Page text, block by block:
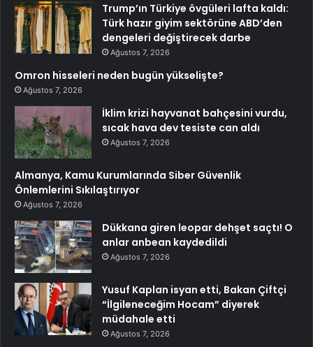
Trump’ın Türkiye övgüleri lafta kaldı:
Türk hazır giyim sektörüne ABD’den
dengeleri değiştirecek darbe
Ağustos 7, 2026
Omron hisseleri neden bugün yükselişte?
Ağustos 7, 2026
İklim krizi hayvanat bahçesini vurdu,
sıcak hava dev tesiste can aldı
Ağustos 7, 2026
Almanya, Kamu Kurumlarında Siber Güvenlik
Önlemlerini Sıkılaştırıyor
Ağustos 7, 2026
Dükkana giren leopar dehşet saçtı! O
anlar anbean kaydedildi
Ağustos 7, 2026
Yusuf Kaplan isyan etti, Bakan Çiftçi
“İlgileneceğim Hocam” diyerek
müdahale etti
Ağustos 7, 2026